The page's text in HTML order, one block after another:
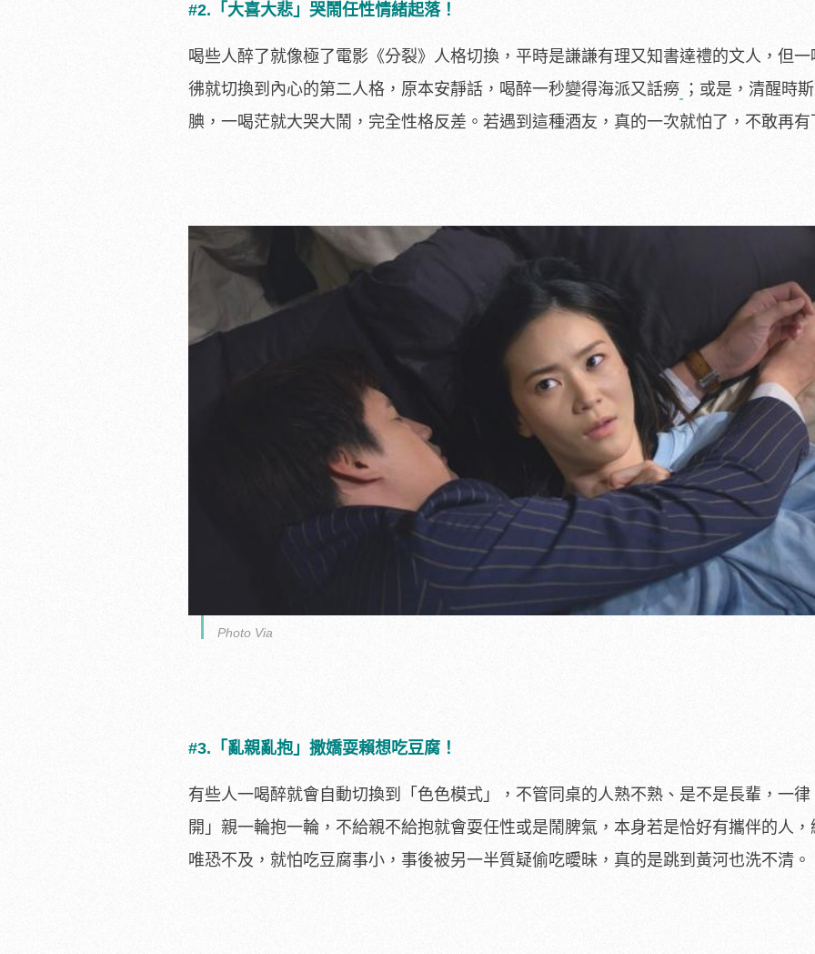
#2.「大喜大悲」哭鬧任性情緒起落！
喝些人醉了就像極了電影《分裂》人格切換，平時是謙謙有理又知書達禮的文人，但一
彿就切換到內心的第二人格，原本安靜話，喝醉一秒變得海派又話癆 ；或是，清醒時
腆，一喝茫就大哭大鬧，完全性格反差。若遇到這種酒友，真的一次就怕了，不敢再有
Photo Via
#3.「亂親亂抱」撒嬌耍賴想吃豆腐！
有些人一喝醉就會自動切換到「色色模式」，不管同桌的人熟不熟、是不是長輩，一律
開」親一輪抱一輪，不給親不給抱就會耍任性或是鬧脾氣，本身若是恰好有攜伴的人
唯恐不及，就怕吃豆腐事小，事後被另一半質疑偷吃曖昧，真的是跳到黃河也洗不清。